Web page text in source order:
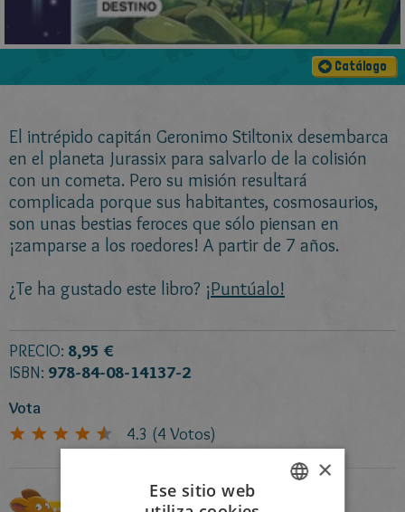
Catálogo
El intrépido capitán Geronimo Stiltonix desembarca
en el planeta Jurassix para salvarlo de la colisión
con un cometa. Pero su misión resultará
complicada porque sus habitantes, cosmosaurios,
son unas bestias feroces que sólo piensan en
¡zamparse a los roedores! A partir de 7 años.
¿Te ha gustado este libro? ¡Puntúalo!
PRECIO: 8,95 €
ISBN: 978-84-08-14137-2
Vota
4.3 (4 Votos)
×
Ese sitio web